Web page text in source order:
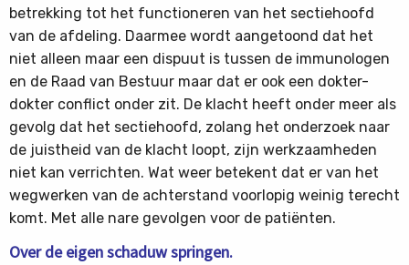
betrekking tot het functioneren van het sectiehoofd
van de afdeling. Daarmee wordt aangetoond dat het
niet alleen maar een dispuut is tussen de immunologen
en de Raad van Bestuur maar dat er ook een dokter-
dokter conflict onder zit. De klacht heeft onder meer als
gevolg dat het sectiehoofd, zolang het onderzoek naar
de juistheid van de klacht loopt, zijn werkzaamheden
niet kan verrichten. Wat weer betekent dat er van het
wegwerken van de achterstand voorlopig weinig terecht
komt. Met alle nare gevolgen voor de patiënten.
Over de eigen schaduw springen.